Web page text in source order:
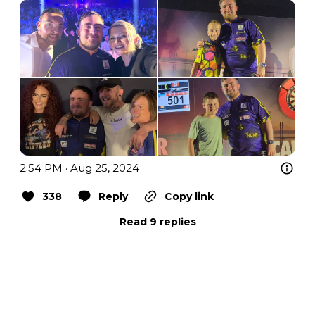
2:54 PM · Aug 25, 2024
338 Reply
Copy link
Read 9 replies